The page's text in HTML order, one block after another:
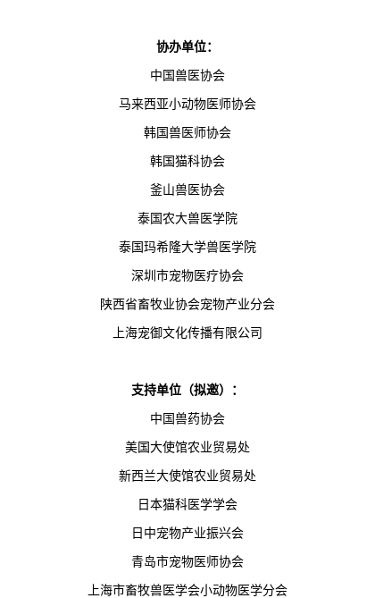
协办单位：
中国兽医协会
马来西亚小动物医师协会
韩国兽医师协会
韩国猫科协会
釜山兽医协会
泰国农大兽医学院
泰国玛希隆大学兽医学院
深圳市宠物医疗协会
陕西省畜牧业协会宠物产业分会
上海宠御文化传播有限公司
支持单位（拟邀）：
中国兽药协会
美国大使馆农业贸易处
新西兰大使馆农业贸易处
日本猫科医学学会
日中宠物产业振兴会
青岛市宠物医师协会
上海市畜牧兽医学会小动物医学分会